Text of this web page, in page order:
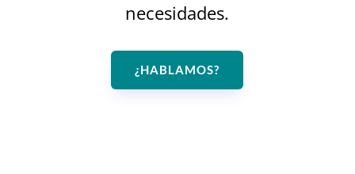
necesidades.
¿HABLAMOS?